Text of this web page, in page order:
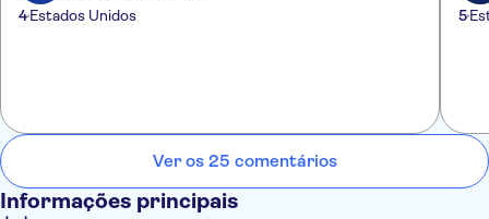
4Estados Unidos
5
Ver os 25 comentários
Informações principais